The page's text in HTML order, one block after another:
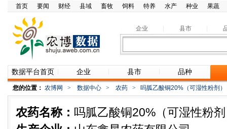
首页 要闻 财经 县域 畜牧 饲料 特养 水产 种业 果蔬
企业 县市
数据平台首页 企业 县市 品种
您的位置： 农博网 > 数据中心 > 农药 > 吗胍乙酸铜20%（可湿性粉剂）
农药名称： 吗胍乙酸铜20%（可湿性粉